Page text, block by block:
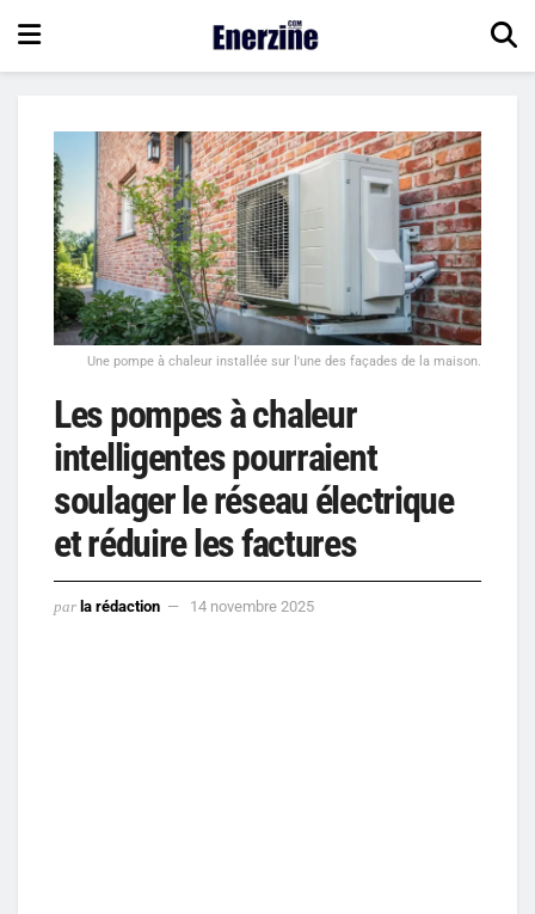
Une pompe à chaleur installée sur l'une des façades de la maison.
Les pompes à chaleur
intelligentes pourraient
soulager le réseau électrique
et réduire les factures
par la rédaction 14 novembre 2025